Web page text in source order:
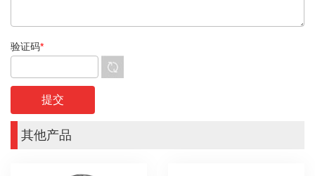
验证码*
其他产品